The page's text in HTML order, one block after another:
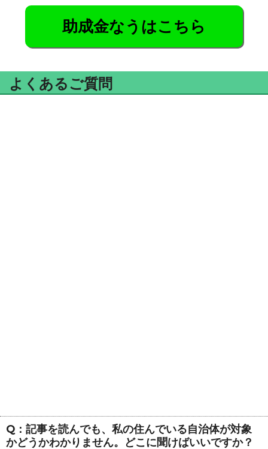
助成金なうはこちら
よくあるご質問
Q：記事を読んでも、私の住んでいる自治体が対象
かどうかわかりません。どこに聞けばいいですか？